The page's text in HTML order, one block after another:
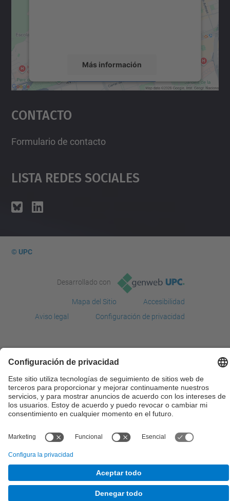
Más información
Aceptar
powered by
Contacto
Formulario de contacto
Lista Redes Sociales
© UPC
Desarrollado con
Mapa del Sitio
Accesibilidad
Aviso legal
Configuración de privacidad